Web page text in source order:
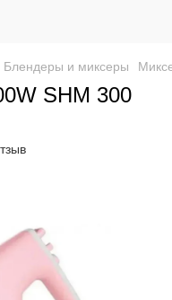
Блендеры и миксеры
SHM 300